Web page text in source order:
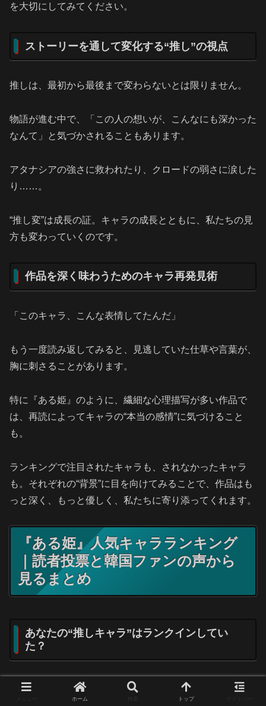
を大切にしてみてください。
ストーリーを通して変化する“推し”の視点
推しは、最初から最後まで変わらないとは限りません。
物語が進む中で、「この人の想いが、こんなにも深かった
なんて」と気づかされることもあります。
アタナシアの強さに救われたり、クロードの弱さに涙した
り……。
“推し変”は成長の証。キャラの成長とともに、私たちの見
方も変わっていくのです。
作品を深く味わうためのキャラ再発見術
「このキャラ、こんな表情してたんだ」
もう一度読み返してみると、見逃していた仕草や言葉が、
胸に刺さることがあります。
特に『ある姫』のように、繊細な心理描写が多い作品で
は、再読によってキャラの“本当の感情”に気づけること
も。
ランキングで注目されたキャラも、されなかったキャラ
も。それぞれの“背景”に目を向けてみることで、作品はも
っと深く、もっと優しく、私たちに寄り添ってくれます。
『ある姫』人気キャラランキング
｜読者投票と韓国ファンの声から
見るまとめ
あなたの“推しキャラ”はランクインしてい
た？
『ある日、お姫様になってしまった件について（ある
姫）』は、キャラクターたちの“心の動き”に深く触れられ
ホーム トップ